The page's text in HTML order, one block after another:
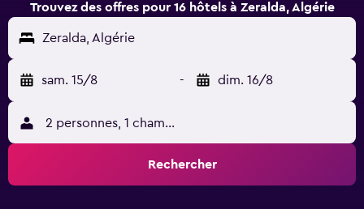
Trouvez des offres pour 16 hôtels à Zeralda, Algérie
Zeralda, Algérie
sam. 15/8 - dim. 16/8
2 personnes, 1 chambre
Rechercher